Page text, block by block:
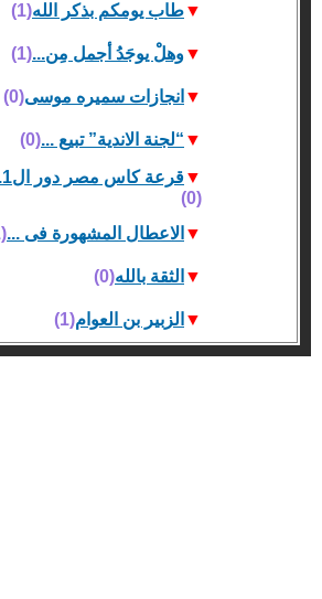
▼طاب يومكم بذكر الله(1)
▼وھلْ يوجَدُ أجمل مِن...(1)
▼ انجازات سميره موسى(0)
▼ “لجنة الاندية” تبيع ...(0)
▼قرعة كاس مصر دور ال1...
(0)
▼ الاعطال المشهورة فى ...(1)
▼ الثقة بالله(0)
▼ الزبير بن العوام(1)